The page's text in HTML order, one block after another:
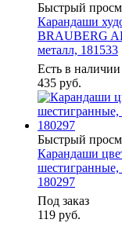
Быстрый
Карандаши
BRAUBERG
металл, 181533
Есть в наличии
435 руб.
Быстрый
Карандаши
шестигранные,
180297
Под заказ
119 руб.